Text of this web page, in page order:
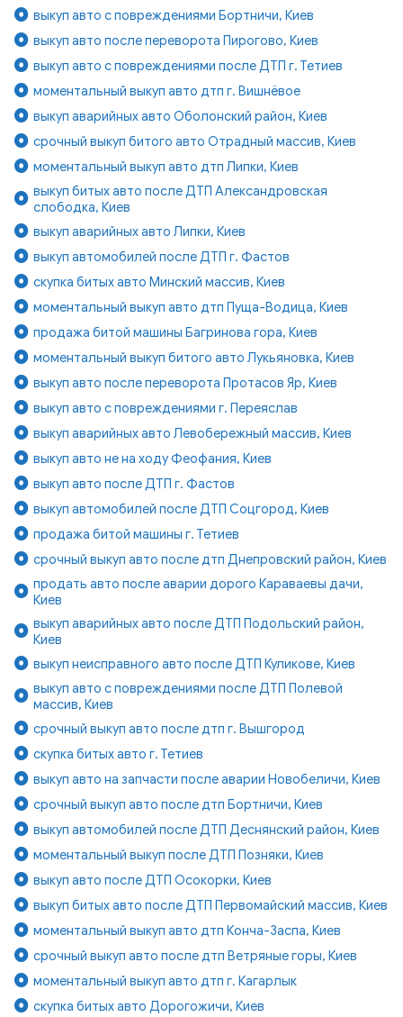
выкуп авто с повреждениями Бортничи, Киев
выкуп авто после переворота Пирогово, Киев
выкуп авто с повреждениями после ДТП г. Тетиев
моментальный выкуп авто дтп г. Вишнёвое
выкуп аварийных авто Оболонский район, Киев
срочный выкуп битого авто Отрадный массив, Киев
моментальный выкуп авто дтп Липки, Киев
выкуп битых авто после ДТП Александровская
слободка, Киев
выкуп аварийных авто Липки, Киев
выкуп автомобилей после ДТП г. Фастов
скупка битых авто Минский массив, Киев
моментальный выкуп авто дтп Пуща-Водица, Киев
продажа битой машины Багринова гора, Киев
моментальный выкуп битого авто Лукьяновка, Киев
выкуп авто после переворота Протасов Яр, Киев
выкуп авто с повреждениями г. Переяслав
выкуп аварийных авто Левобережный массив, Киев
выкуп авто не на ходу Феофания, Киев
выкуп авто после ДТП г. Фастов
выкуп автомобилей после ДТП Соцгород, Киев
продажа битой машины г. Тетиев
срочный выкуп авто после дтп Днепровский район, Киев
продать авто после аварии дорого Караваевы дачи,
Киев
выкуп аварийных авто после ДТП Подольский район,
Киев
выкуп неисправного авто после ДТП Куликове, Киев
выкуп авто с повреждениями после ДТП Полевой
массив, Киев
срочный выкуп авто после дтп г. Вышгород
скупка битых авто г. Тетиев
выкуп авто на запчасти после аварии Новобеличи, Киев
срочный выкуп авто после дтп Бортничи, Киев
выкуп автомобилей после ДТП Деснянский район, Киев
моментальный выкуп после ДТП Позняки, Киев
выкуп авто после ДТП Осокорки, Киев
выкуп битых авто после ДТП Первомайский массив, Киев
моментальный выкуп авто дтп Конча-Заспа, Киев
срочный выкуп авто после дтп Ветряные горы, Киев
моментальный выкуп авто дтп г. Кагарлык
скупка битых авто Дорогожичи, Киев